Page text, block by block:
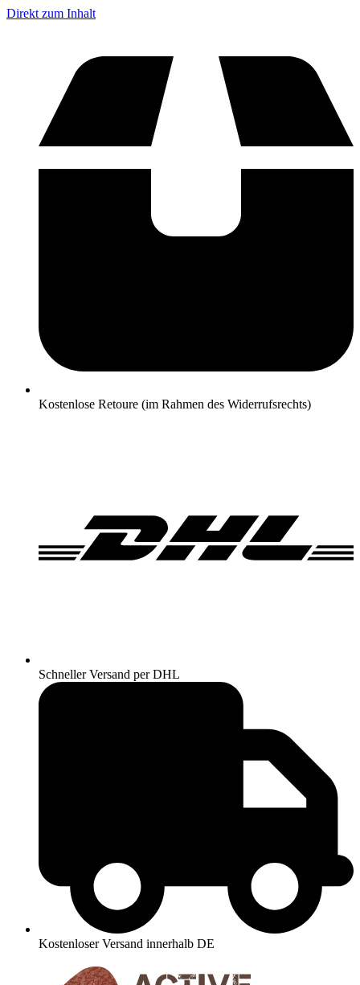
Direkt zum Inhalt
Kostenlose Retoure (im Rahmen des Widerrufsrechts)
Schneller Versand per DHL
Kostenloser Versand innerhalb DE